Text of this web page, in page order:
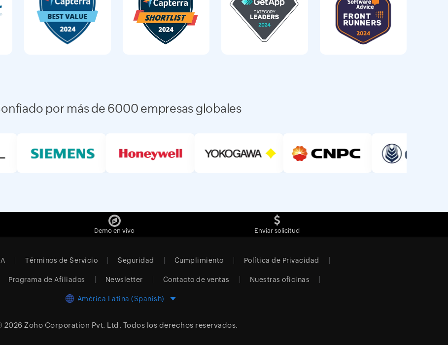
por más de 6000 empresas globales
Demo en vivo Enviar solicitud
Términos de Servicio Seguridad Cumplimiento Política de Privacidad
Programa de Afiliados Newsletter Contacto de ventas Nuestras oficinas
América Latina (Spanish)
2026 Zoho Corporation Pvt. Ltd. Todos los derechos reservados.